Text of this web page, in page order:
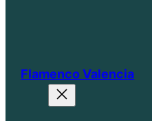
Flamenco Valencia